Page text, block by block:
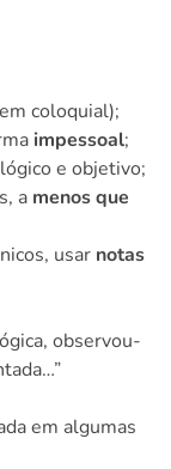
coloquial);
impessoal;
e objetivo;
a menos que
usar notas
observou-
em algumas